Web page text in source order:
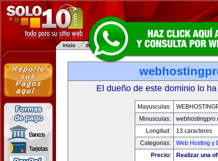
El dueño de este dominio lo
Mayusculas:
Minusculas:
Longitud:
13 caracteres
Categorias:
Web Hosting y
Precio:
Realizar una